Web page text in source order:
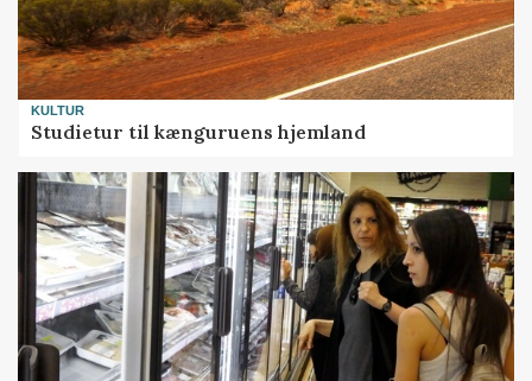
KULTUR
Studietur til kænguruens hjemland